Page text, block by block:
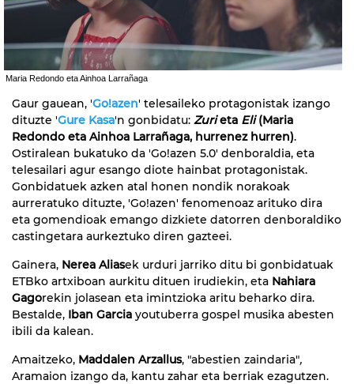
Maria Redondo eta Ainhoa Larrañaga
Gaur gauean, 'Go!azen' telesaileko protagonistak izango
dituzte 'Gure Kasa'n gonbidatu: Zurieta Eli(Maria
Redondo eta Ainhoa Larrañaga, hurrenez hurren).
Ostiralean bukatuko da 'Go!azen 5.0' denboraldia, eta
telesailari agur esango diote hainbat protagonistak.
Gonbidatuek azken atal honen nondik norakoak
aurreratuko dituzte, 'Go!azen' fenomenoaz arituko dira
eta gomendioak emango dizkiete datorren denboraldiko
castingetara aurkeztuko diren gazteei.
Gainera, Nerea Aliasek urduri jarriko ditu bi gonbidatuak
ETBko artxiboan aurkitu dituen irudiekin, eta Nahiara
Gagorekin jolasean eta imintzioka aritu beharko dira.
Bestalde, Iban Garcia youtuberra gospel musika abesten
ibili da kalean.
Amaitzeko, Maddalen Arzallus, "abestien zaindaria",
Aramaion izango da, kantu zahar eta berriak ezagutzen.